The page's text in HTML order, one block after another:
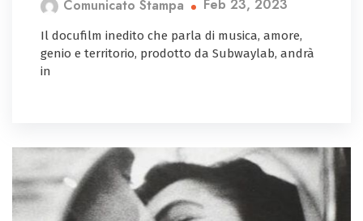
Comunicato Stampa Feb 23, 2023
Il docufilm inedito che parla di musica, amore,
genio e territorio, prodotto da Subwaylab, andrà
in